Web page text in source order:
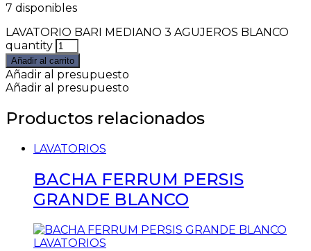
7 disponibles
LAVATORIO BARI MEDIANO 3 AGUJEROS BLANCO
quantity
Añadir al carrito
Añadir al presupuesto
Añadir al presupuesto
Productos relacionados
LAVATORIOS
BACHA FERRUM PERSIS
GRANDE BLANCO
LAVATORIOS